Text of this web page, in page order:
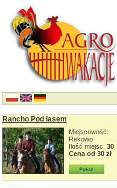
Rancho Pod lasem
Miejscowość:
Rekowo
Ilość miejsc: 30
Cena od 30 zł